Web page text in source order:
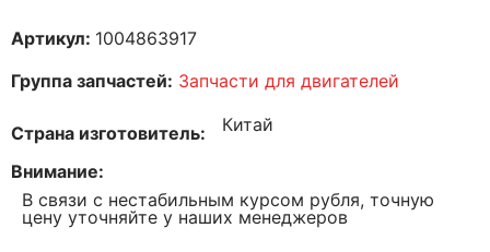
Артикул: 1004863917
Группа запчастей: Запчасти для двигателей
Страна изготовитель Китай
Внимание
В связи с нестабильным курсом рубля, точную
цену уточняйте у наших менеджеров